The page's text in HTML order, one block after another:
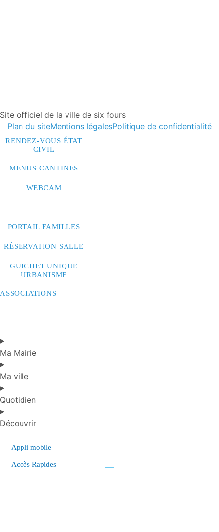
Site officiel de la ville de six fours
Plan du siteMentions légalesPolitique de confidentialité
RENDEZ-VOUS ÉTAT
CIVIL
MENUS CANTINES
WEBCAM
PORTAIL FAMILLES
RÉSERVATION SALLE
GUICHET UNIQUE
URBANISME
ASSOCIATIONS
Ma Mairie
Ma ville
Quotidien
Découvrir
Appli mobile
Accès Rapides